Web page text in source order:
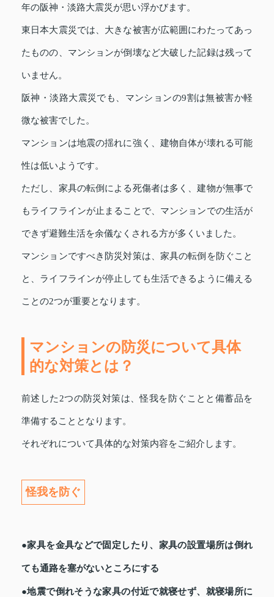
年の阪神・淡路大震災が思い浮かびます。
東日本大震災では、大きな被害が広範囲にわたってあっ
たものの、マンションが倒壊など大破した記録は残って
いません。
阪神・淡路大震災でも、マンションの9割は無被害か軽
微な被害でした。
マンションは地震の揺れに強く、建物自体が壊れる可能
性は低いようです。
ただし、家具の転倒による死傷者は多く、建物が無事で
もライフラインが止まることで、マンションでの生活が
できず避難生活を余儀なくされる方が多くいました。
マンションですべき防災対策は、家具の転倒を防ぐこと
と、ライフラインが停止しても生活できるように備える
ことの2つが重要となります。
マンションの防災について具体
的な対策とは？
前述した2つの防災対策は、怪我を防ぐことと備蓄品を
準備することとなります。
それぞれについて具体的な対策内容をご紹介します。
怪我を防ぐ
●家具を金具などで固定したり、家具の設置場所は倒れ
ても通路を塞がないところにする
●地震で倒れそうな家具の付近で就寝せず、就寝場所に